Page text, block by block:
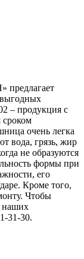
предлагает
– продукция с
очень легка
вода, грязь, жир
не образуются
формы при
его
Кроме того,
Чтобы
наших
31-30.